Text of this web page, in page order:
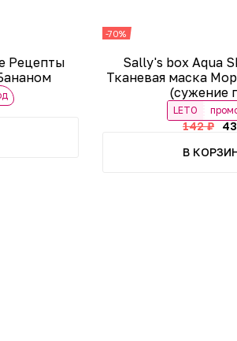
Рецепты
-70%
Sally's box Aqua
Тканевая маска
(сужение
LETO
142 ₽
В